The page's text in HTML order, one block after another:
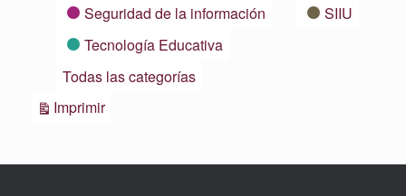
Seguridad de la información
SIIU
Tecnología Educativa
Todas las categorías
ImprimirVistas